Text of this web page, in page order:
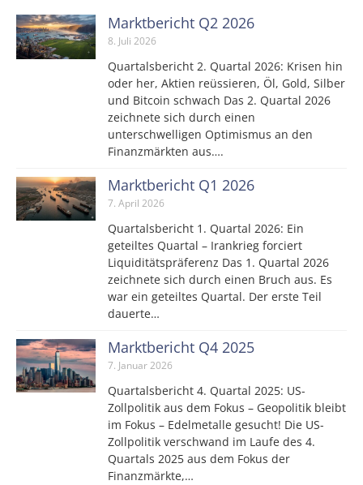
Marktbericht Q2 2026
8. Juli 2026
Quartalsbericht 2. Quartal 2026: Krisen hin
oder her, Aktien reüssieren, Öl, Gold, Silber
und Bitcoin schwach Das 2. Quartal 2026
zeichnete sich durch einen
unterschwelligen Optimismus an den
Finanzmärkten aus….
Marktbericht Q1 2026
7. April 2026
Quartalsbericht 1. Quartal 2026: Ein
geteiltes Quartal – Irankrieg forciert
Liquiditätspräferenz Das 1. Quartal 2026
zeichnete sich durch einen Bruch aus. Es
war ein geteiltes Quartal. Der erste Teil
dauerte…
Marktbericht Q4 2025
7. Januar 2026
Quartalsbericht 4. Quartal 2025: US-
Zollpolitik aus dem Fokus – Geopolitik bleibt
im Fokus – Edelmetalle gesucht! Die US-
Zollpolitik verschwand im Laufe des 4.
Quartals 2025 aus dem Fokus der
Finanzmärkte,…